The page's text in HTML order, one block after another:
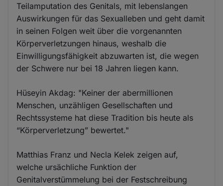
Teilamputation des Genitals, mit lebenslangen
Auswirkungen für das Sexualleben und geht damit
in seinen Folgen weit über die vorgenannten
Körperverletzungen hinaus, weshalb die
Einwilligungsfähigkeit abzuwarten ist, die wegen
der Schwere nur bei 18 Jahren liegen kann.
Hüseyin Akdag: "Keiner der abermillionen
Menschen, unzähligen Gesellschaften und
Rechtssysteme hat diese Tradition bis heute als
“Körperverletzung” bewertet."
Matthias Franz und Necla Kelek zeigen auf,
welche ursächliche Funktion der
Genitalverstümmelung bei der Festschreibung